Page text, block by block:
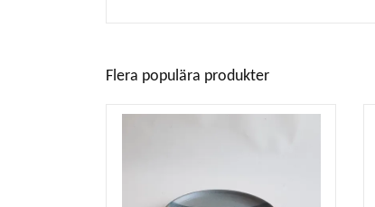
Flera populära produkter